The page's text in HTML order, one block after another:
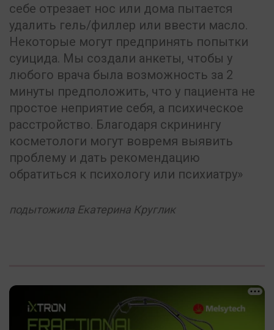
себе отрезает нос или дома пытается
удалить гель/филлер или ввести масло.
Некоторые могут предпринять попытки
суицида. Мы создали анкеты, чтобы у
любого врача была возможность за 2
минуты предположить, что у пациента не
простое неприятие себя, а психическое
расстройство. Благодаря скринингу
косметологи могут вовремя выявить
проблему и дать рекомендацию
обратиться к психологу или психиатру
подытожила Екатерина Круглик